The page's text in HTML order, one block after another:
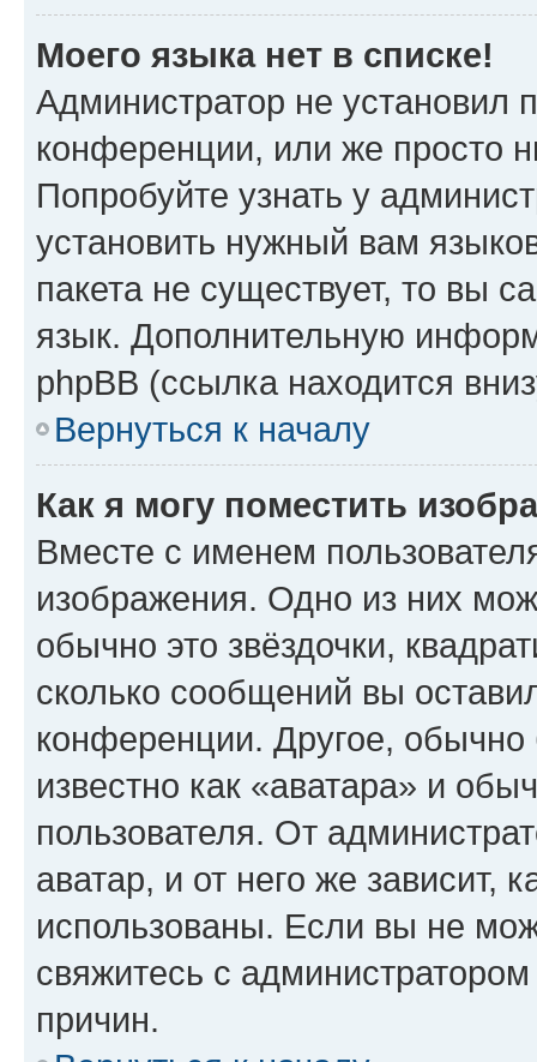
Моего языка нет в списке!
Администратор не установил
конференции, или же просто
Попробуйте узнать у
установить нужный вам
пакета не существует, то вы
язык. Дополнительную
phpBB (ссылка находится
Вернуться к началу
Как я могу поместить
Вместе с именем
изображения. Одно из них
обычно это звёздочки,
сколько сообщений вы
конференции. Другое,
известно как «аватара» и
пользователя. От
аватар, и от него же зависит,
использованы. Если вы не
свяжитесь с
причин.